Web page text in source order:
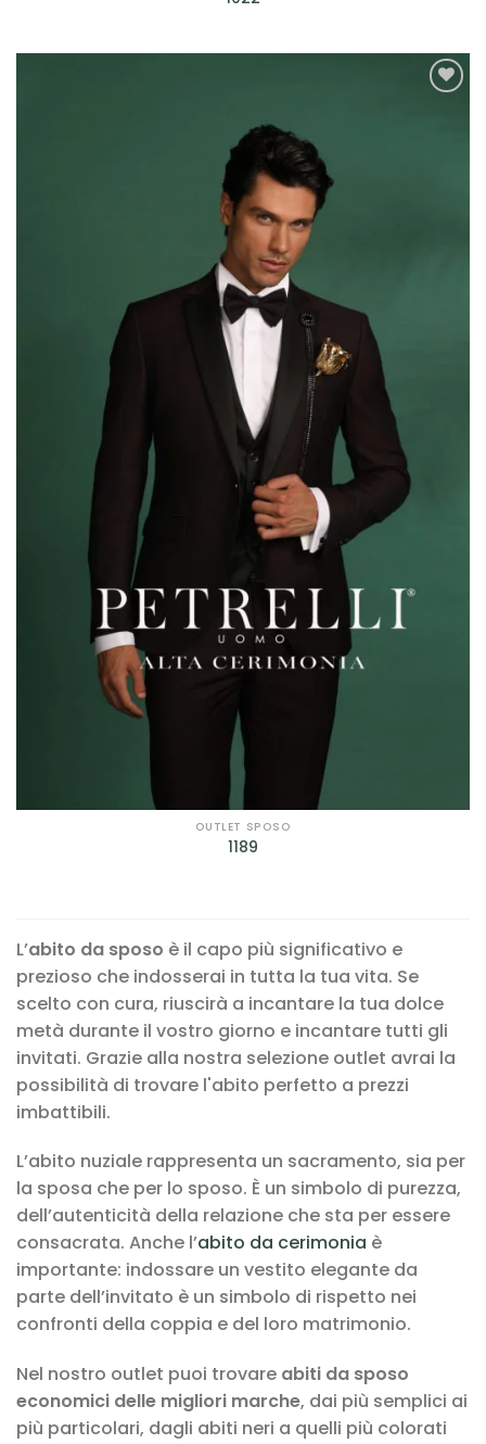
OUTLET SPOSO
1189
L’abito da sposo è il capo più significativo e
prezioso che indosserai in tutta la tua vita. Se
scelto con cura, riuscirà a incantare la tua dolce
metà durante il vostro giorno e incantare tutti gli
invitati. Grazie alla nostra selezione outlet avrai la
possibilità di trovare l'abito perfetto a prezzi
imbattibili.
L’abito nuziale rappresenta un sacramento, sia per
la sposa che per lo sposo. È un simbolo di purezza,
dell’autenticità della relazione che sta per essere
consacrata. Anche l’abito da cerimonia è
importante: indossare un vestito elegante da
parte dell’invitato è un simbolo di rispetto nei
confronti della coppia e del loro matrimonio.
Nel nostro outlet puoi trovare abiti da sposo
economici delle migliori marche, dai più semplici ai
più particolari, dagli abiti neri a quelli più colorati